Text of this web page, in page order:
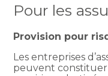
Pour les
Provision pour
Les entreprises
peuvent constituer